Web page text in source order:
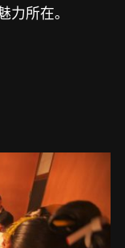
所在。